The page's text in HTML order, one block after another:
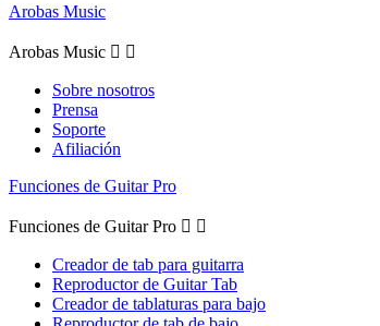
Arobas Music
Arobas Music  
Sobre nosotros
Prensa
Soporte
Afiliación
Funciones de Guitar Pro
Funciones de Guitar Pro  
Creador de tab para guitarra
Reproductor de Guitar Tab
Creador de tablaturas para bajo